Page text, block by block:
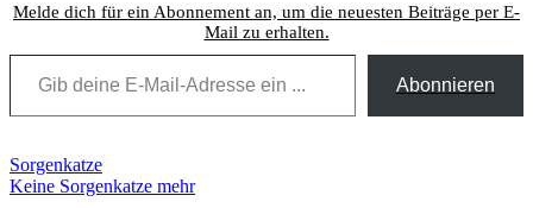
Melde dich für ein Abonnement an, um die neuesten Beiträge per E-
Mail zu erhalten.
Gib deine E-Mail-Adresse ein ...
Abonnieren
Beitragsnavigation
Sorgenkatze
Keine Sorgenkatze mehr